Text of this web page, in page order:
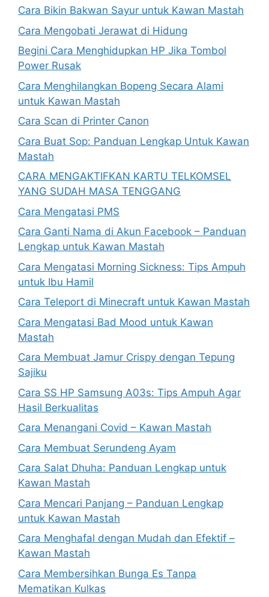
Cara Bikin Bakwan Sayur untuk Kawan Mastah
Cara Mengobati Jerawat di Hidung
Begini Cara Menghidupkan HP Jika Tombol
Power Rusak
Cara Menghilangkan Bopeng Secara Alami
untuk Kawan Mastah
Cara Scan di Printer Canon
Cara Buat Sop: Panduan Lengkap Untuk Kawan
Mastah
CARA MENGAKTIFKAN KARTU TELKOMSEL
YANG SUDAH MASA TENGGANG
Cara Mengatasi PMS
Cara Ganti Nama di Akun Facebook – Panduan
Lengkap untuk Kawan Mastah
Cara Mengatasi Morning Sickness: Tips Ampuh
untuk Ibu Hamil
Cara Teleport di Minecraft untuk Kawan Mastah
Cara Mengatasi Bad Mood untuk Kawan
Mastah
Cara Membuat Jamur Crispy dengan Tepung
Sajiku
Cara SS HP Samsung A03s: Tips Ampuh Agar
Hasil Berkualitas
Cara Menangani Covid – Kawan Mastah
Cara Membuat Serundeng Ayam
Cara Salat Dhuha: Panduan Lengkap untuk
Kawan Mastah
Cara Mencari Panjang – Panduan Lengkap
untuk Kawan Mastah
Cara Menghafal dengan Mudah dan Efektif –
Kawan Mastah
Cara Membersihkan Bunga Es Tanpa
Mematikan Kulkas